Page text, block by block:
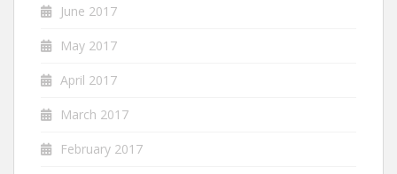
June 2017
May 2017
April 2017
March 2017
February 2017